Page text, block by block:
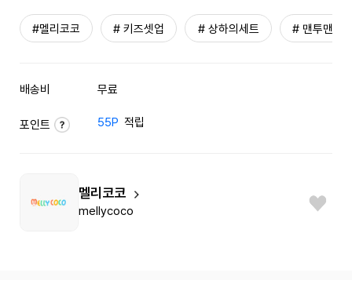
#멜리코코 # 키즈셋업 # 상하의세트 # 맨투맨
배송비 무료
포인트 55P 적립
멜리코코
mellycoco